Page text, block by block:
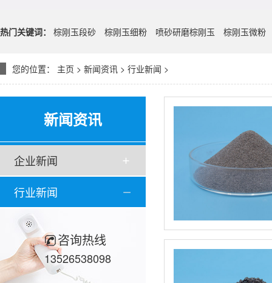
热门关键词： 棕刚玉段砂 棕刚玉细粉 喷砂研磨棕刚玉 棕刚玉微粉
您的位置： 主页 > 新闻资讯 > 行业新闻 >
新闻资讯
企业新闻
行业新闻
咨询热线
13526538098